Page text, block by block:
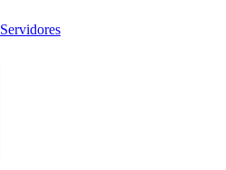
Servidores